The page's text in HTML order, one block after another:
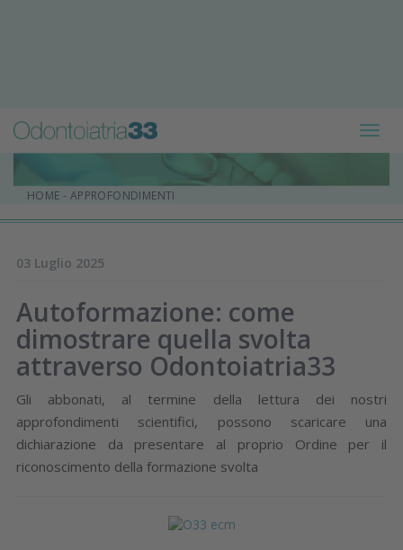
HOME - APPROFONDIMENTI
03 Luglio 2025
Autoformazione: come
dimostrare quella svolta
attraverso Odontoiatria33
Gli abbonati, al termine della lettura dei nostri
approfondimenti scientifici, possono scaricare una
dichiarazione da presentare al proprio Ordine per il
riconoscimento della formazione svolta